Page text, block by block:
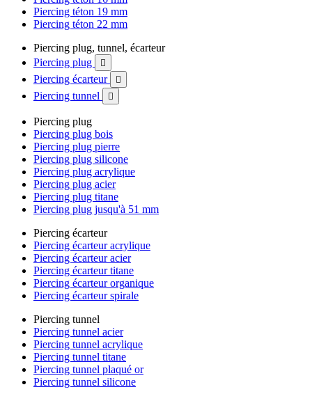
Piercing téton 19 mm
Piercing téton 22 mm
Piercing plug, tunnel, écarteur
Piercing plug

Piercing écarteur 
Piercing tunnel 
Piercing plug
Piercing plug bois
Piercing plug pierre
Piercing plug silicone
Piercing plug acrylique
Piercing plug acier
Piercing plug titane
Piercing plug jusqu'à 51 mm
Piercing écarteur
Piercing écarteur acrylique
Piercing écarteur acier
Piercing écarteur titane
Piercing écarteur organique
Piercing écarteur spirale
Piercing tunnel
Piercing tunnel acier
Piercing tunnel acrylique
Piercing tunnel titane
Piercing tunnel plaqué or
Piercing tunnel silicone